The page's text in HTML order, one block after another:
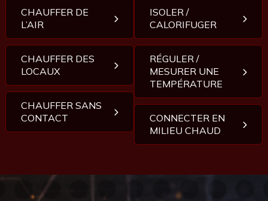
CHAUFFER DE
L’AIR
CHAUFFER DES
LOCAUX
CHAUFFER SANS
CONTACT
ISOLER /
CALORIFUGER
RÉGULER /
MESURER UNE
TEMPÉRATURE
CONNECTER EN
MILIEU CHAUD